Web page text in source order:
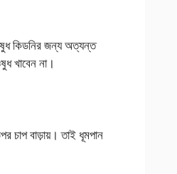
কিডনির জন্য অত্যন্ত
খাবেন না।
চাপ বাড়ায়। তাই ধূমপান